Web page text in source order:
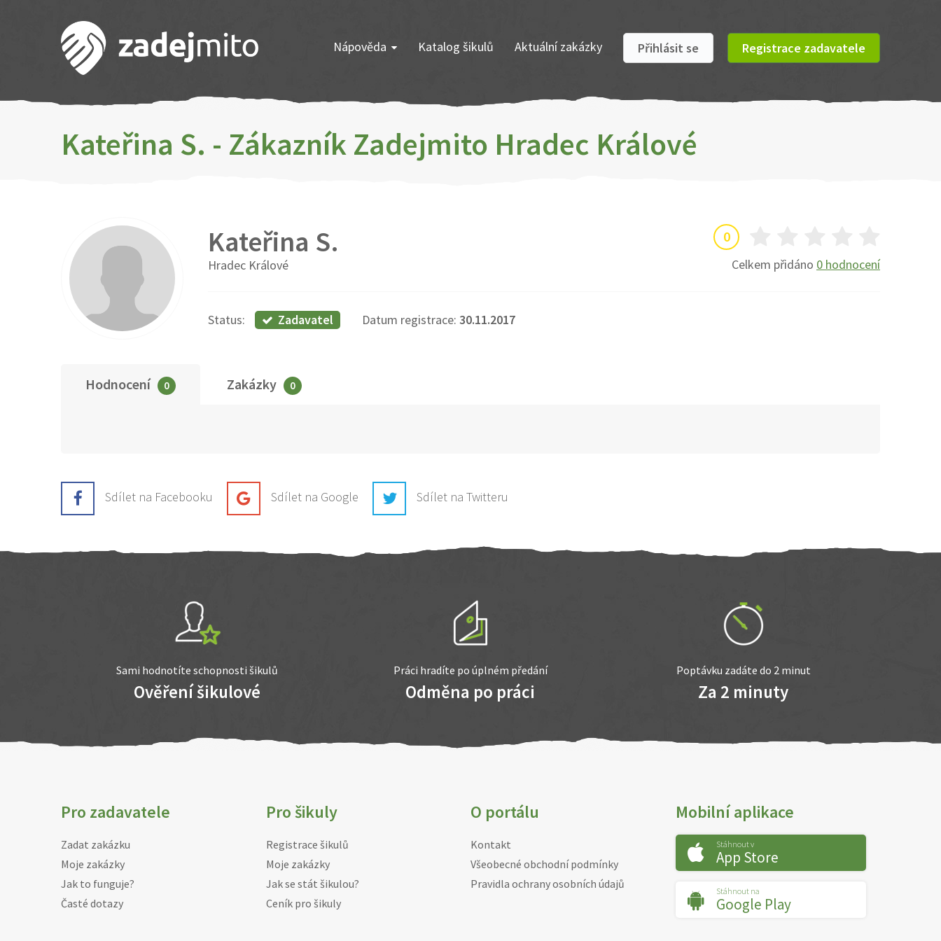
Nápověda Katalog šikulů Aktuální zakázky Přihlásit se Registrace zadavatele
Kateřina S. - Zákazník Zadejmito Hradec Králové
0
Celkem přidáno 0 hodnocení
Kateřina S.
Hradec Králové
Status: Zadavatel Datum registrace: 30.11.2017
Hodnocení 0 Zakázky 0
Sdílet na Facebooku Sdílet na Google Sdílet na Twitteru
Sami hodnotíte schopnosti šikulů
Ověření šikulové
Práci hradíte po úplném předání
Odměna po práci
Poptávku zadáte do 2 minut
Za 2 minuty
Pro zadavatele
Zadat zakázku
Moje zakázky
Jak to funguje?
Časté dotazy
Pro šikuly
Registrace šikulů
Moje zakázky
Jak se stát šikulou?
Ceník pro šikuly
O portálu
Kontakt
Všeobecné obchodní podmínky
Pravidla ochrany osobních údajů
Mobilní aplikace
Stáhnout v
App Store
Stáhnout na
Google Play